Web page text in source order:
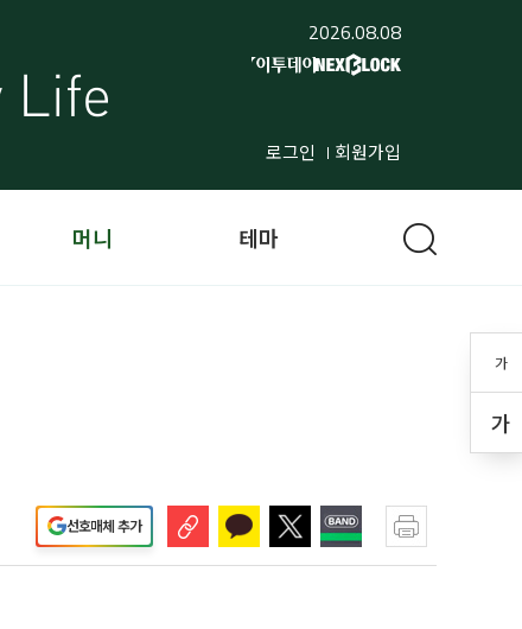
2026.08.08
로그인 회원가입
가
가
머니 테마
선호매체 추가